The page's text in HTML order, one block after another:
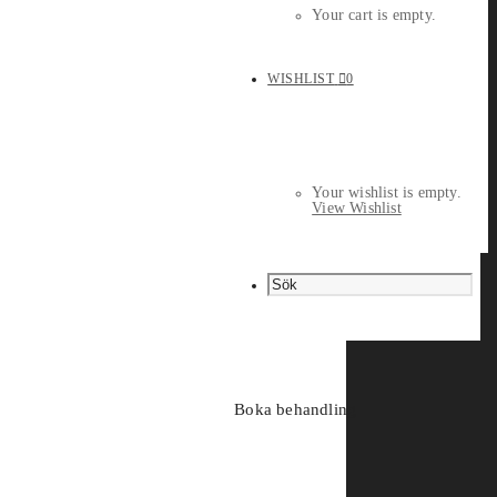
Your cart is empty.
WISHLIST 0
Your wishlist is empty.
View Wishlist
Boka behandling